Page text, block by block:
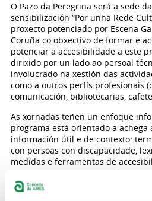
O Pazo da Peregrina será a sede
sensibilización “Por unha Rede
proxecto potenciado por Escena
Coruña co obxectivo de formar e
potenciar a accesibilidade a este
dirixido por un lado ao persoal
involucrado na xestión das
como a outros perfís profesionais
comunicación, bibliotecarias,
As xornadas teñen un enfoque
programa está orientado a
información útil e de contexto:
con persoas con discapacidade,
medidas e ferramentas de
estes encontros participarán
visual, auditiva e cognitiva,
necesidades reais para poder